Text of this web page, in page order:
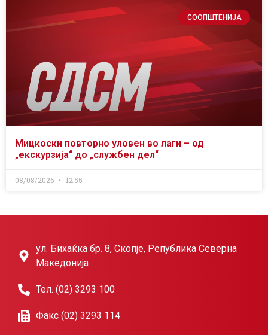
СООПШТЕНИЈА
Мицкоски повторно уловен во лаги – од
„екскурзија“ до „службен дел“
08/08/2026 12:55
ул. Бихаќка бр. 8, Скопје, Република Северна
Македонија
Тел. (02) 3293 100
Факс (02) 3293 114